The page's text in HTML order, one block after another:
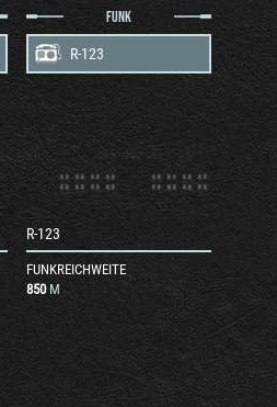
FUNK
R-123
R-123
FUNKREICHWEITE
850 M